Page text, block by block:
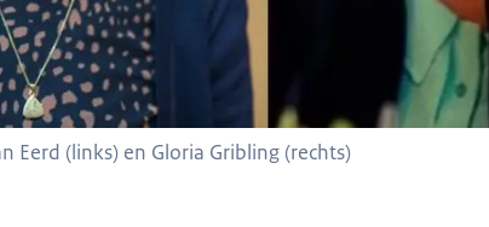
Eerd (links) en Gloria Gribling (rechts)